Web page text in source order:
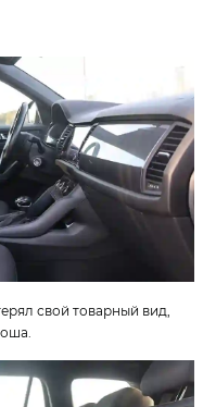
свой товарный вид,